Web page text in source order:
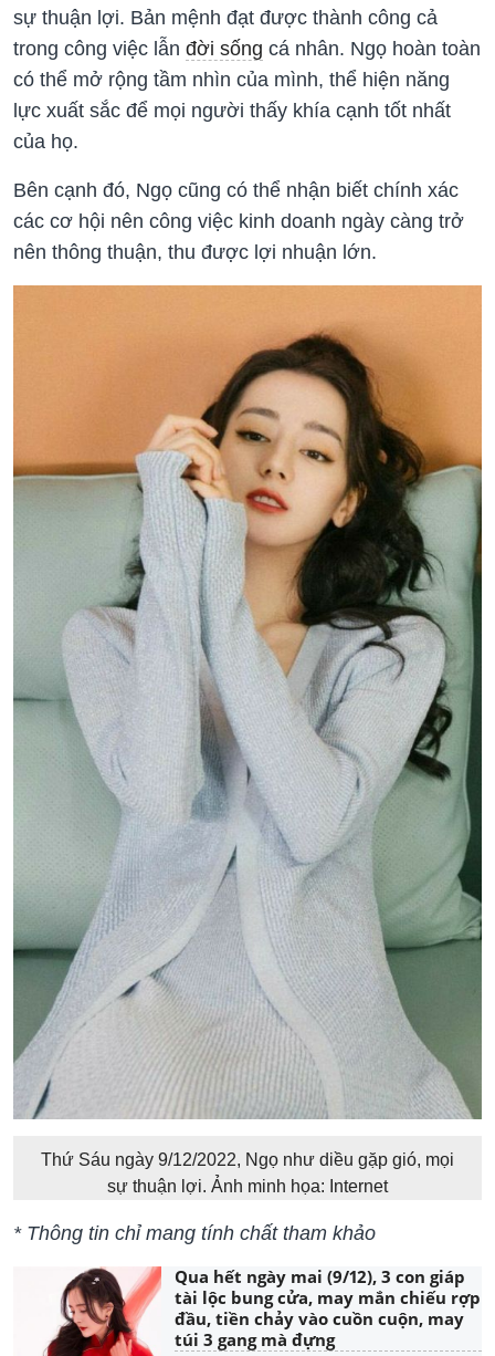
sự thuận lợi. Bản mệnh đạt được thành công cả
trong công việc lẫn đời sống cá nhân. Ngọ hoàn toàn
có thể mở rộng tầm nhìn của mình, thể hiện năng
lực xuất sắc để mọi người thấy khía cạnh tốt nhất
của họ.
Bên cạnh đó, Ngọ cũng có thể nhận biết chính xác
các cơ hội nên công việc kinh doanh ngày càng trở
nên thông thuận, thu được lợi nhuận lớn.
Thứ Sáu ngày 9/12/2022, Ngọ như diều gặp gió, mọi
sự thuận lợi. Ảnh minh họa: Internet
* Thông tin chỉ mang tính chất tham khảo
Qua hết ngày mai (9/12), 3 con giáp
tài lộc bung cửa, may mắn chiếu rợp
đầu, tiền chảy vào cuồn cuộn, may
túi 3 gang mà đựng